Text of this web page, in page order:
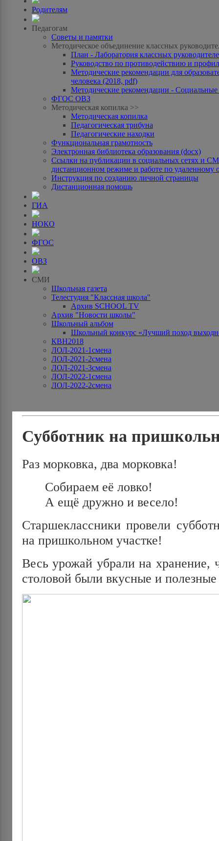
Родителям
Педагогам
Советы и памятки
Методическое объединение классных
План - Лаборатория классных
Руководство по противодействию и
Методические рекомендации для
человека (2018, pdf)
Методические рекомендации -
ФГОС ОВЗ
Методическая копилка >>
Методическая копилка
Педагогическая трибуна
Педагогические находки
Функциональная грамотность
Электронная библиотека образования (docx)
Ссылки на публикации в социальных сетях и
дистанционном режиме и работе по удаленному
Инструкция по созданию личной страницы
Дистанционная помощь
ГИА
НОКО
ФГОС
ОВЗ
СМИ
Школьная газета
Телестудия "Классная школа"
Архив SCHOOL TV
Архив "Новости школы"
Школьный альбом
Школьный конкурс «Лучший поход
КВН2018
ЛОЛ-2021-1смена
ЛОЛ-2021-2смена
ЛОЛ-2021-3смена
ЛОЛ-2022-1смена
ЛОЛ-2022-2смена
Субботник на
Раз морковка, два морковка!
Собираем её ловко!
А ещё дружно и весело!
Старшеклассники провели
на пришкольном участке!
Весь урожай убрали на хранение,
столовой были вкусные и